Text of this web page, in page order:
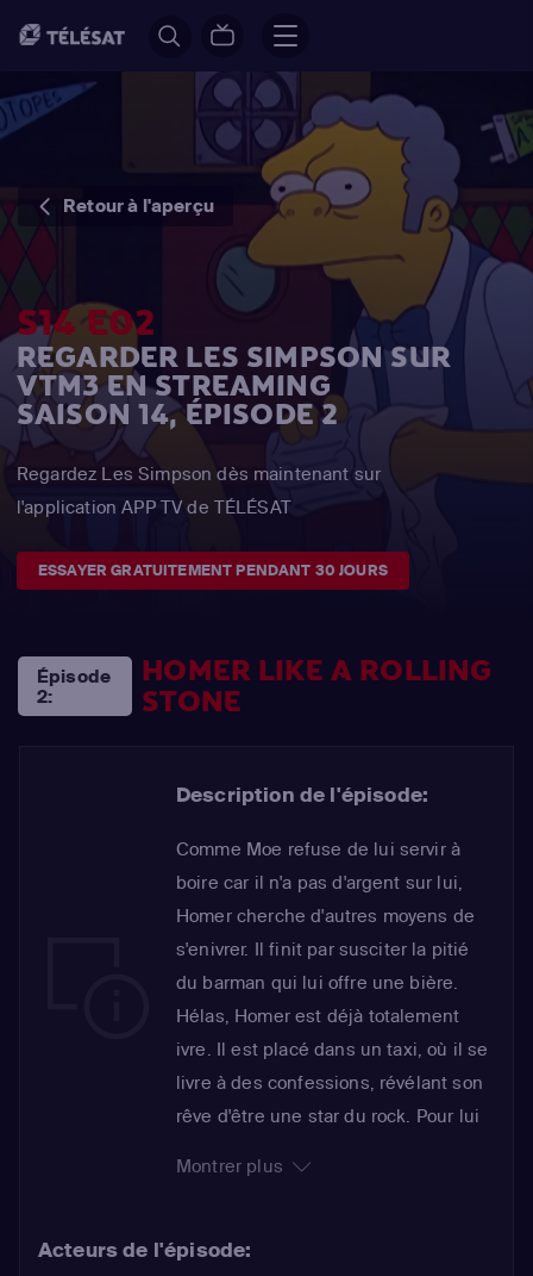
Retour à l'aperçu
S14 E02
REGARDER LES SIMPSON SUR
VTM3 EN STREAMING
SAISON 14, ÉPISODE 2
Regardez Les Simpson dès maintenant sur
l'application APP TV de TÉLÉSAT
ESSAYER GRATUITEMENT PENDANT 30 JOURS
Épisode
2:
HOMER LIKE A ROLLING
STONE
Description de l'épisode:
Comme Moe refuse de lui servir à
boire car il n'a pas d'argent sur lui,
Homer cherche d'autres moyens de
s'enivrer. Il finit par susciter la pitié
du barman qui lui offre une bière.
Hélas, Homer est déjà totalement
ivre. Il est placé dans un taxi, où il se
livre à des confessions, révélant son
rêve d'être une star du rock. Pour lui
d'été organisé par Mick Jagger, Keith
vedettes du rock. En compagnie
Montrer plus
Acteurs de l'épisode: